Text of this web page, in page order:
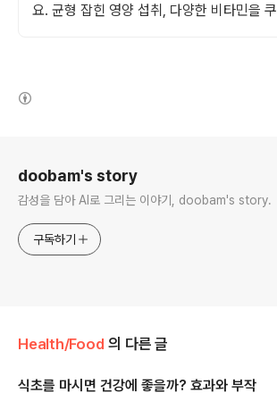
요. 균형 잡힌 영양 섭취, 다양한 비타민을
doobam's story
감성을 담아 AI로 그리는 이야기, doobam's story.
구독하기
Health/Food 의 다른 글
식초를 마시면 건강에 좋을까? 효과와 부작